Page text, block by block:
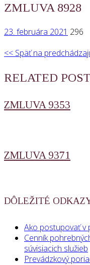
ZMLUVA 8928
23. februára 2021 296
<< Späť na
RELATED
ZMLUVA 9353
ZMLUVA 9371
DÔLEŽITÉ
Ako postupovať v
Cenník
súvisiacich služieb
Prevádzkový